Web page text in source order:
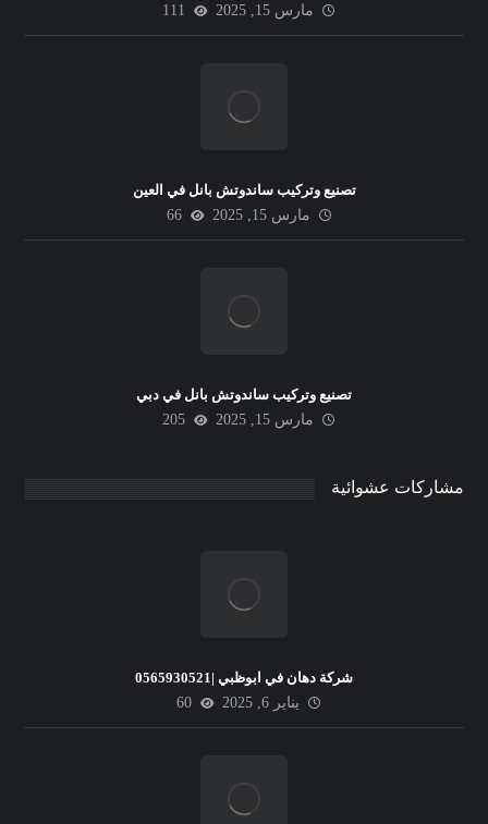
مارس 15, 2025
111
تصنيع وتركيب ساندوتش بانل في العين
مارس 15, 2025
66
تصنيع وتركيب ساندوتش بانل في دبي
مارس 15, 2025
205
مشاركات عشوائية
شركة دهان في ابوظبي |0565930521
يناير 6, 2025
60